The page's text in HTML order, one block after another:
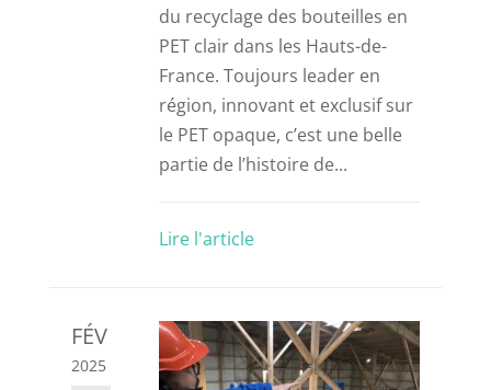
du recyclage des bouteilles en
PET clair dans les Hauts-de-
France. Toujours leader en
région, innovant et exclusif sur
le PET opaque, c’est une belle
partie de l’histoire de...
Lire l'article
FÉV
2025